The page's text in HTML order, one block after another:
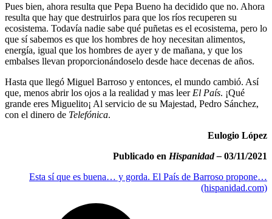
Pues bien, ahora resulta que Pepa Bueno ha decidido que no. Ahora
resulta que hay que destruirlos para que los ríos recuperen su
ecosistema. Todavía nadie sabe qué puñetas es el ecosistema, pero lo
que sí sabemos es que los hombres de hoy necesitan alimentos,
energía, igual que los hombres de ayer y de mañana, y que los
embalses llevan proporcionándoselo desde hace decenas de años.
Hasta que llegó Miguel Barroso y entonces, el mundo cambió. Así
que, menos abrir los ojos a la realidad y mas leer El País. ¡Qué
grande eres Miguelito¡ Al servicio de su Majestad, Pedro Sánchez,
con el dinero de Telefónica.
Eulogio López
Publicado en Hispanidad – 03/11/2021
Esta sí que es buena… y gorda. El País de Barroso propone…
(hispanidad.com)